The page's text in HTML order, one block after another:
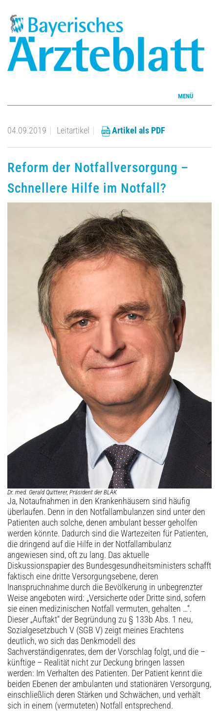
MENÜ
Aktuelles Heft
CME
04.09.2019 Leitartikel Artikel als PDF
Reform der Notfallversorgung –
Schnellere Hilfe im Notfall?
Dr. med. Gerald Quitterer, Präsident der BLÄK
Ja, Notaufnahmen in den Krankenhäusern sind häufig
überlaufen. Denn in den Notfallambulanzen sind unter den
Patienten auch solche, denen ambulant besser geholfen
werden könnte. Dadurch sind die Wartezeiten für Patienten,
die dringend auf die Hilfe in der Notfallambulanz
angewiesen sind, oft zu lang. Das aktuelle
Diskussionspapier des Bundesgesundheitsministers schafft
faktisch eine dritte Versorgungsebene, deren
Inanspruchnahme durch die Bevölkerung in unbegrenzter
Weise angeboten wird: „Versicherte oder Dritte sind, sofern
sie einen medizinischen Notfall vermuten, gehalten …“.
Dieser „Auftakt“ der Begründung zu § 133b Abs. 1 neu,
Sozialgesetzbuch V (SGB V) zeigt meines Erachtens
deutlich, wo sich das Denkmodell des
Sachverständigenrates, dem der Vorschlag folgt, und die –
künftige – Realität nicht zur Deckung bringen lassen
werden: Im Verhalten des Patienten. Der Patient kennt die
beiden Ebenen der ambulanten und stationären Versorgung,
einschließlich deren Stärken und Schwächen, und verhält
sich in einem (vermuteten) Notfall entsprechend.